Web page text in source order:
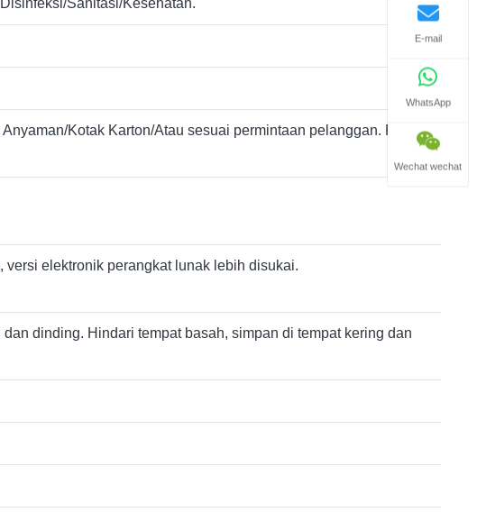
Kotak Karton/Atau sesuai permintaan pelanggan. Pasar
elektronik perangkat lunak lebih disukai.
dinding. Hindari tempat basah, simpan di tempat kering dan
E-mail
WhatsApp
Wechat wechat